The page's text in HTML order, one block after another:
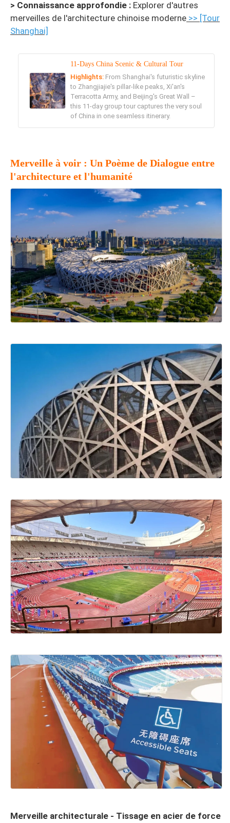
> Connaissance approfondie : Explorer d'autres
merveilles de l'architecture chinoise moderne >> [Tour
Shanghai]
11-Days China Scenic & Cultural Tour
Highlights: From Shanghai's futuristic skyline
to Zhangjiajie's pillar-like peaks, Xi'an's
Terracotta Army, and Beijing's Great Wall –
this 11-day group tour captures the very soul
of China in one seamless itinerary.
Merveille à voir : Un Poème de Dialogue entre
l'architecture et l'humanité
Merveille architecturale - Tissage en acier de force